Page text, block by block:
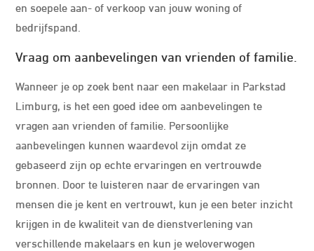
en soepele aan- of verkoop van jouw woning of
bedrijfspand.
Vraag om aanbevelingen van vrienden of familie.
Wanneer je op zoek bent naar een makelaar in Parkstad
Limburg, is het een goed idee om aanbevelingen te
vragen aan vrienden of familie. Persoonlijke
aanbevelingen kunnen waardevol zijn omdat ze
gebaseerd zijn op echte ervaringen en vertrouwde
bronnen. Door te luisteren naar de ervaringen van
mensen die je kent en vertrouwt, kun je een beter inzicht
krijgen in de kwaliteit van de dienstverlening van
verschillende makelaars en kun je weloverwogen